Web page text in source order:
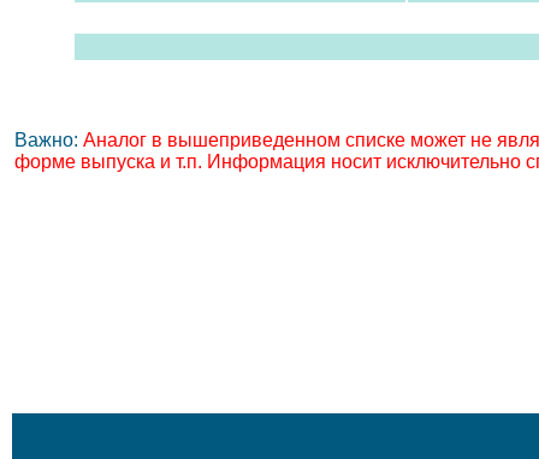
Важно: Аналог в вышеприведенном списке может не
форме выпуска и т.п. Информация носит исключительно